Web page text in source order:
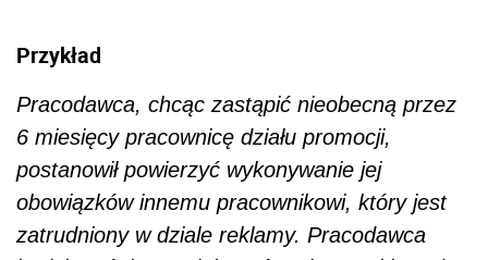
Przykład
Pracodawca, chcąc zastąpić nieobecną przez
6 miesięcy pracownicę działu promocji,
postanowił powierzyć wykonywanie jej
obowiązków innemu pracownikowi, który jest
zatrudniony w dziale reklamy. Pracodawca